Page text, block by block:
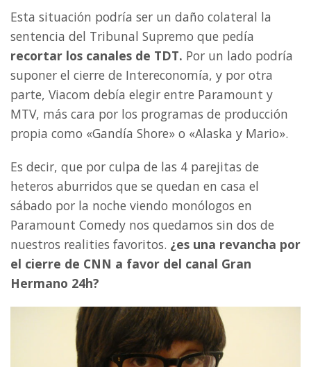
Esta situación podría ser un daño colateral la
sentencia del Tribunal Supremo que pedía
recortar los canales de TDT. Por un lado podría
suponer el cierre de Intereconomía, y por otra
parte, Viacom debía elegir entre Paramount y
MTV, más cara por los programas de producción
propia como «Gandía Shore» o «Alaska y Mario».
Es decir, que por culpa de las 4 parejitas de
heteros aburridos que se quedan en casa el
sábado por la noche viendo monólogos en
Paramount Comedy nos quedamos sin dos de
nuestros realities favoritos. ¿es una revancha por
el cierre de CNN a favor del canal Gran
Hermano 24h?